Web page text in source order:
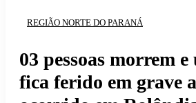
REGIÃO NORTE DO PARANÁ
03 pessoas morrem e
fica ferido em grave